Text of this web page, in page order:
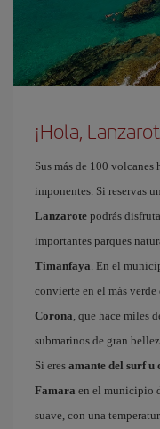
¡Hola,
Sus más de 100
imponentes. Si reservas
Lanzarote podrás
importantes parques
Timanfaya . En el
convierte en el más
Corona , que hace miles
submarinos de gran
Si eres amante del surf u
Famara en el municipio
suave, con una